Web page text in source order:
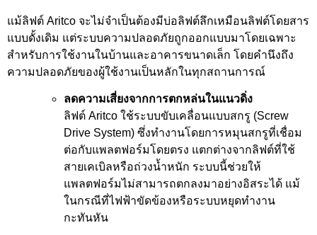
แม้ลิฟต์ Aritco จะไม่จำเป็นต้องมีบ่อลิฟต์ลึกเหมือนลิฟต์โดยสาร
แบบดั้งเดิม แต่ระบบความปลอดภัยถูกออกแบบมาโดยเฉพาะ
สำหรับการใช้งานในบ้านและอาคารขนาดเล็ก โดยคำนึงถึง
ความปลอดภัยของผู้ใช้งานเป็นหลักในทุกสถานการณ์
ลดความเสี่ยงจากการตกหล่นในแนวดิ่ง
ลิฟต์ Aritco ใช้ระบบขับเคลื่อนแบบสกรู (Screw
Drive System) ซึ่งทำงานโดยการหมุนสกรูที่เชื่อม
ต่อกับแพลตฟอร์มโดยตรง แตกต่างจากลิฟต์ที่ใช้
สายเคเบิลหรือถ่วงน้ำหนัก ระบบนี้ช่วยให้
แพลตฟอร์มไม่สามารถตกลงมาอย่างอิสระได้ แม้
ในกรณีที่ไฟฟ้าขัดข้องหรือระบบหยุดทำงาน
กะทันหัน